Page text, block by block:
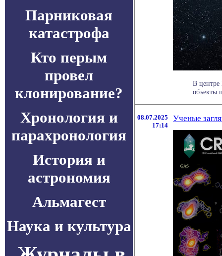
Парниковая
катастрофа
Кто перым
провел
клонирование?
Хронология и
парахронология
История и
астрономия
Альмагест
Наука и культура
В
объекты
08.07.2025
17:14
Ученые